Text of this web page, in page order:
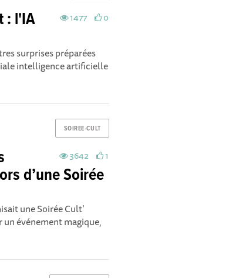
1477 0
: l'IA
surprises préparées
intelligence artificielle
SOIREE-CULT
3642 1
d’une Soirée
une Soirée Cult’
un événement magique,